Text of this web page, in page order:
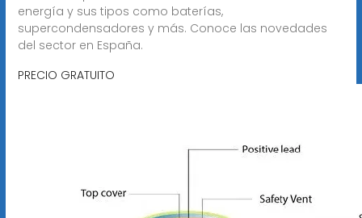
energía y sus tipos como baterías,
supercondensadores y más. Conoce las novedades
del sector en España.
PRECIO GRATUITO